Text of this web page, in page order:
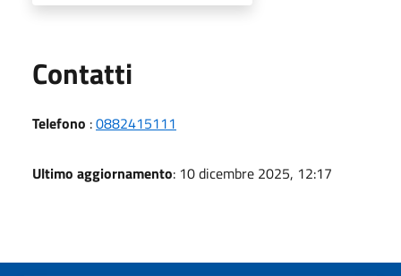
Contatti
Telefono :0882415111
Ultimo aggiornamento: 10 dicembre 2025, 12:17